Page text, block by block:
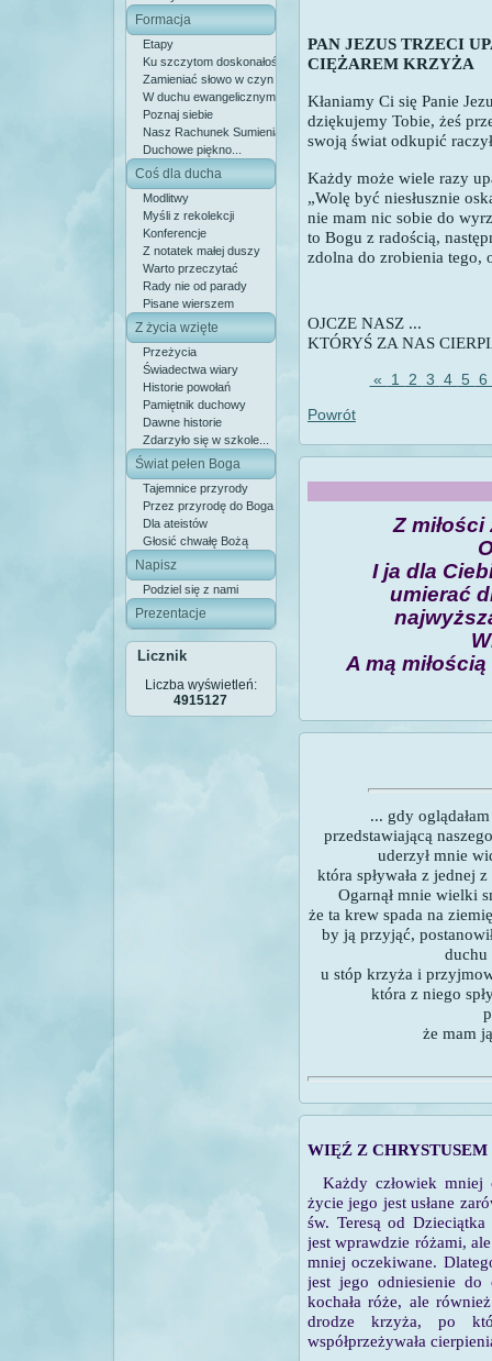
Formacja
Etapy
Ku szczytom doskonałości
Zamieniać słowo w czyn
W duchu ewangelicznym
Poznaj siebie
Nasz Rachunek Sumienia
Duchowe piękno...
Coś dla ducha
Modlitwy
Myśli z rekolekcji
Konferencje
Z notatek małej duszy
Warto przeczytać
Rady nie od parady
Pisane wierszem
Z życia wzięte
Przeżycia
Świadectwa wiary
Historie powołań
Pamiętnik duchowy
Dawne historie
Zdarzyło się w szkole...
Świat pełen Boga
Tajemnice przyrody
Przez przyrodę do Boga
Dla ateistów
Głosić chwałę Bożą
Napisz
Podziel się z nami
Prezentacje
Licznik
Liczba wyświetleń:
4915127
PAN JEZUS TRZECI
CIĘŻAREM KRZYŻA
Kłaniamy Ci się Panie
dziękujemy Tobie, żeś
swoją świat odkupić
Każdy może wiele razy
„Wolę być niesłusznie
nie mam nic sobie do
to Bogu z radością,
zdolna do zrobienia tego,
OJCZE NASZ ...
KTÓRYŚ ZA NAS
« 1 2 3 4 5 6
Powrót
Z
I ja dla
umierać
A mą
... gdy
przedstawiającą
uderzył mnie
która spływała z jednej
Ogarnął mnie wielki
że ta krew spada na
by ją przyjąć,
duchu
u stóp krzyża i
która z niego
że mam
WIĘŹ Z
Każdy człowiek
życie jego jest usłane
św. Teresą od
jest wprawdzie różami,
mniej oczekiwane.
jest jego odniesienie do
kochała róże, ale
drodze krzyża, po
współprzeżywała